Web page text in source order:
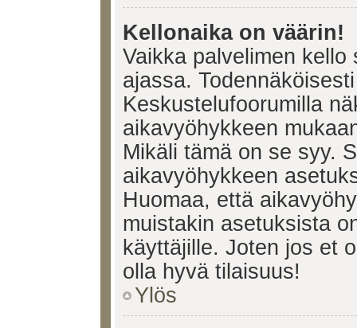
Kellonaika on väärin!
Vaikka palvelimen
ajassa.
Keskustelufoorumilla
aikavyöhykkeen
Mikäli tämä on se syy.
aikavyöhykkeen
Huomaa, että
muistakin asetuksista
käyttäjille. Joten jos et
olla hyvä tilaisuus!
Ylös